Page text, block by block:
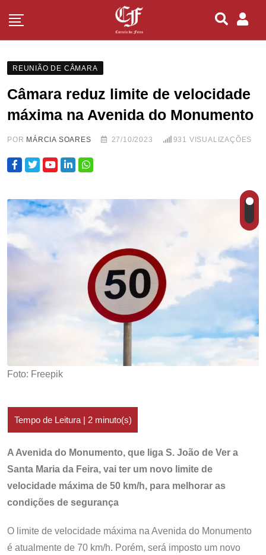
REUNIÃO DE CÂMARA
Câmara reduz limite de velocidade
máxima na Avenida do Monumento
POR MÁRCIA SOARES 27/10/2023 931 VISUALIZAÇÕES
Foto: Freepik
A Avenida do Monumento, que liga S. João de Ver a
Santa Maria da Feira, vai ter um novo limite de
velocidade máxima de 50 km/h, para melhorar as
condições de segurança
O limite de velocidade máxima na Avenida do Monumento
é atualmente de 70 km/h. Porém, será imposto um novo